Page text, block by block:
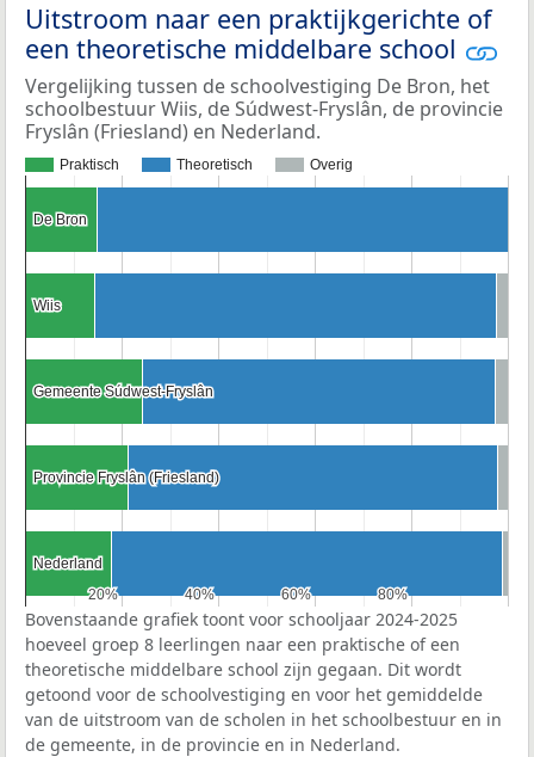
Uitstroom naar een praktijkgerichte of
een theoretische middelbare school
Vergelijking tussen de schoolvestiging De Bron, het
schoolbestuur Wiis, de Súdwest-Fryslân, de provincie
Fryslân (Friesland) en Nederland.
Praktisch Theoretisch Overig
20%
20% 40%
40% 60%
60% 80%
80%
De Bron
De Bron
Wiis
Wiis
Gemeente Súdwest-Fryslân
Gemeente Súdwest-Fryslân
Provincie Fryslân (Friesland)
Provincie Fryslân (Friesland)
Nederland
Nederland
Bovenstaande grafiek toont voor schooljaar 2024-2025
hoeveel groep 8 leerlingen naar een praktische of een
theoretische middelbare school zijn gegaan. Dit wordt
getoond voor de schoolvestiging en voor het gemiddelde
van de uitstroom van de scholen in het schoolbestuur en in
de gemeente, in de provincie en in Nederland.